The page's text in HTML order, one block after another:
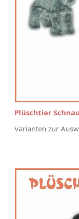
Plüschtier
Varianten zur